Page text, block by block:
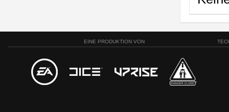
EINE PRODUKTION VON